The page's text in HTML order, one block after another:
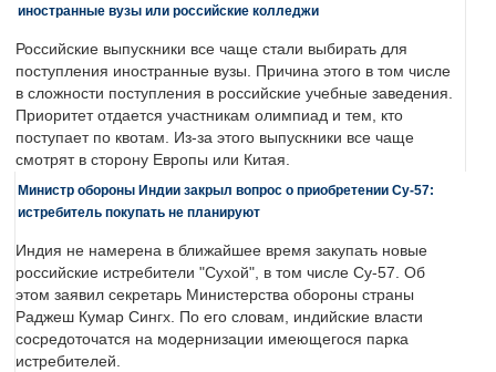
иностранные вузы или российские колледжи
Российские выпускники все чаще стали выбирать для
поступления иностранные вузы. Причина этого в том числе
в сложности поступления в российские учебные заведения.
Приоритет отдается участникам олимпиад и тем, кто
поступает по квотам. Из-за этого выпускники все чаще
смотрят в сторону Европы или Китая.
Министр обороны Индии закрыл вопрос о приобретении Су-57:
истребитель покупать не планируют
Индия не намерена в ближайшее время закупать новые
российские истребители "Сухой", в том числе Су-57. Об
этом заявил секретарь Министерства обороны страны
Раджеш Кумар Сингх. По его словам, индийские власти
сосредоточатся на модернизации имеющегося парка
истребителей.